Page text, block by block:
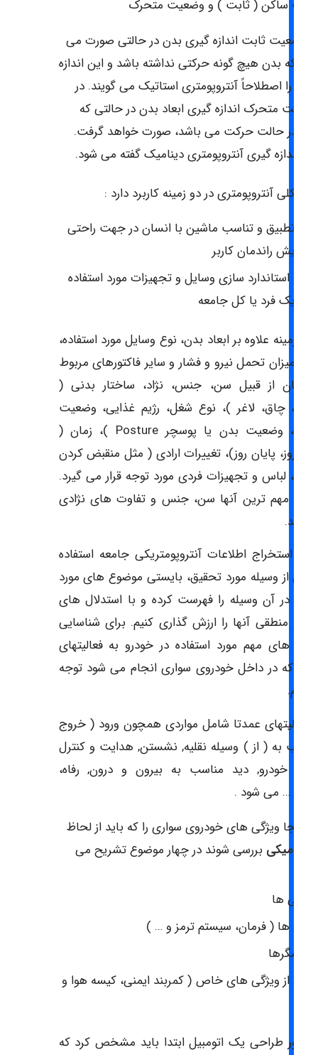
ساکن ( ثابت ) و وضعیت متحرک
وضعیت ثابت اندازه گیری بدن در حالتی صورت می
که بدن هیچ گونه حرکتی نداشته باشد و این اندازه
را اصطلاحاً آنتروپومتری استاتیک می گویند. در
متحرک اندازه گیری ابعاد بدن در حالتی که
در حالت حرکت می باشد، صورت خواهد گرفت.
اندازه گیری آنتروپومتری دینامیک گفته می شود.
کلی آنتروپومتری در دو زمینه کاربرد دارد :
تطبیق و تناسب ماشین با انسان در جهت راحتی
افزایش راندمان کاربر
استاندارد سازی وسایل و تجهیزات مورد استفاده
یک فرد یا کل جامعه
زمینه علاوه بر ابعاد بدن، نوع وسایل مورد استفاده،
میزان تحمل نیرو و فشار و سایر فاکتورهای مربوط
انسان از قبیل سن، جنس، نژاد، ساختار بدنی (
چاق، لاغر )، نوع شغل، رژیم غذایی، وضعیت
سلامتی، وضعیت بدن یا پوسچر Posture )، زمان (
روز، پایان روز)، تغییرات ارادی ( مثل منقبض کردن
)، لباس و تجهیزات فردی مورد توجه قرار می گیرد.
البته مهم ترین آنها سن، جنس و تفاوت های نژادی
باشد.
استخراج اطلاعات آنتروپومتریکی جامعه استفاده
از وسیله مورد تحقیق، بایستی موضوع های مورد
در آن وسیله را فهرست کرده و با استدلال های
و منطقی آنها را ارزش گذاری کنیم. برای شناسایی
های مهم مورد استفاده در خودرو به فعالیتهای
که در داخل خودروی سواری انجام می شود توجه
فعالیتهای عمدتا شامل مواردی همچون ورود ( خروج
به ( از ) وسیله نقلیه, نشستن, هدایت و کنترل
خودرو, دید مناسب به بیرون و درون, رفاه،
و … می شود .
اینجا ویژگی های خودروی سواری را که باید از لحاظ
بررسی شوند در چهار موضوع تشریح می
ها
ها ( فرمان، سیستم ترمز و … )
از ویژگی های خاص ( کمربند ایمنی، کیسه هوا و
منظور طراحی یک اتومبیل ابتدا باید مشخص کرد که